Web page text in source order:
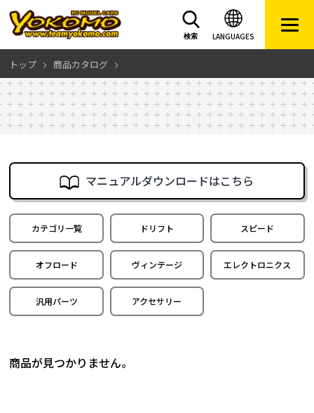
LANGUAGES
検索
トップ 商品カタログ
マニュアルダウンロードはこちら
カテゴリ一覧 ドリフト スピード
オフロード ヴィンテージ エレクトロニクス
汎用パーツ アクセサリー
商品が見つかりません。